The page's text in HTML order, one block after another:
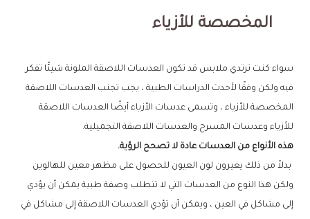
المخصصة للأزياء
سواء كنت ترتدي ملابس قد تكون العدسات اللاصقة الملونة شيئًا تفكر
فيه ولكن وفقًا لأحدث الدراسات الطبية ، يجب تجنب العدسات اللاصقة
المخصصة للأزياء ، وتسمى عدسات الأزياء أيضًا العدسات اللاصقة
للأزياء وعدسات المسرح والعدسات اللاصقة التجميلية.
هذه الأنواع من العدسات عادة لا تصحح الرؤية.
بدلاً من ذلك يغيرون لون العيون للحصول على مظهر معين للهالوين
ولكن هذا النوع من العدسات التي لا تتطلب وصفة طبية يمكن أن يؤدي
إلى مشاكل في العين ، ويمكن أن تؤدي العدسات اللاصقة إلى مشاكل في